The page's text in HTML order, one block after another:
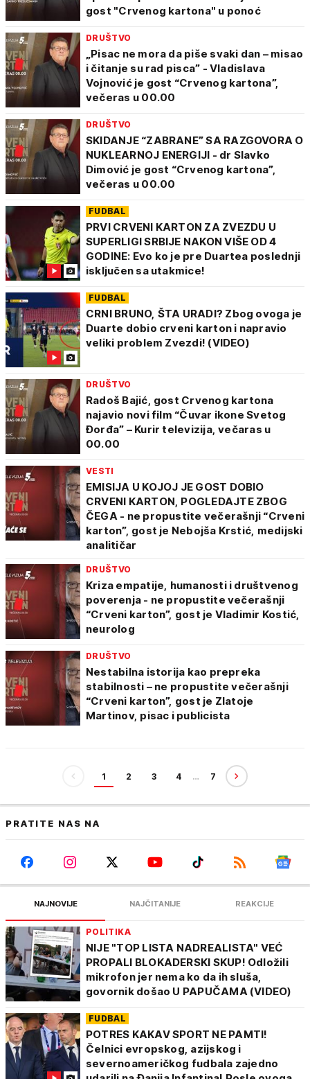
gost "Crvenog kartona" u ponoć
DRUŠTVO
„Pisac ne mora da piše svaki dan – misao
i čitanje su rad pisca” - Vladislava
Vojnović je gost “Crvenog kartona”,
večeras u 00.00
DRUŠTVO
SKIDANJE “ZABRANE” SA RAZGOVORA O
NUKLEARNOJ ENERGIJI - dr Slavko
Dimović je gost “Crvenog kartona”,
večeras u 00.00
FUDBAL
PRVI CRVENI KARTON ZA ZVEZDU U
SUPERLIGI SRBIJE NAKON VIŠE OD 4
GODINE: Evo ko je pre Duartea poslednji
isključen sa utakmice!
FUDBAL
CRNI BRUNO, ŠTA URADI? Zbog ovoga je
Duarte dobio crveni karton i napravio
veliki problem Zvezdi! (VIDEO)
DRUŠTVO
Radoš Bajić, gost Crvenog kartona
najavio novi film “Čuvar ikone Svetog
Đorđa” – Kurir televizija, večaras u
00.00
VESTI
EMISIJA U KOJOJ JE GOST DOBIO
CRVENI KARTON, POGLEDAJTE ZBOG
ČEGA - ne propustite večerašnji “Crveni
karton”, gost je Nebojša Krstić, medijski
analitičar
DRUŠTVO
Kriza empatije, humanosti i društvenog
poverenja - ne propustite večerašnji
“Crveni karton”, gost je Vladimir Kostić,
neurolog
DRUŠTVO
Nestabilna istorija kao prepreka
stabilnosti – ne propustite večerašnji
“Crveni karton”, gost je Zlatoje
Martinov, pisac i publicista
1 2 3 4 … 7
PRATITE NAS NA
NAJNOVIJE NAJČITANIJE REAKCIJE
POLITIKA
NIJE "TOP LISTA NADREALISTA" VEĆ
PROPALI BLOKADERSKI SKUP! Odložili
mikrofon jer nema ko da ih sluša,
govornik došao U PAPUČAMA (VIDEO)
FUDBAL
POTRES KAKAV SPORT NE PAMTI!
Čelnici evropskog, azijskog i
severnoameričkog fudbala zajedno